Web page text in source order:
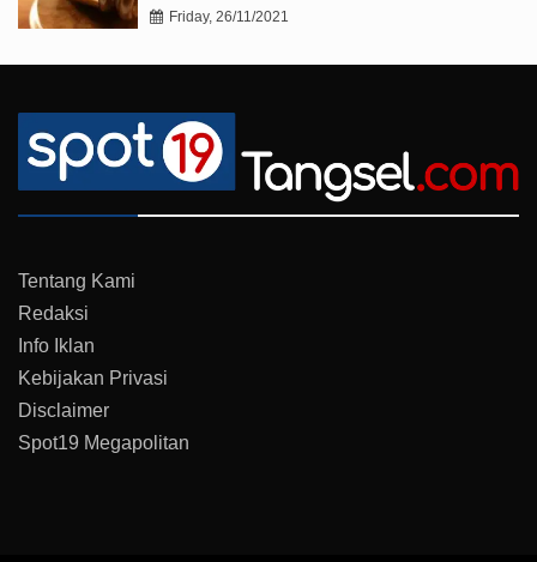
Friday, 26/11/2021
Tentang Kami
Redaksi
Info Iklan
Kebijakan Privasi
Disclaimer
Spot19 Megapolitan